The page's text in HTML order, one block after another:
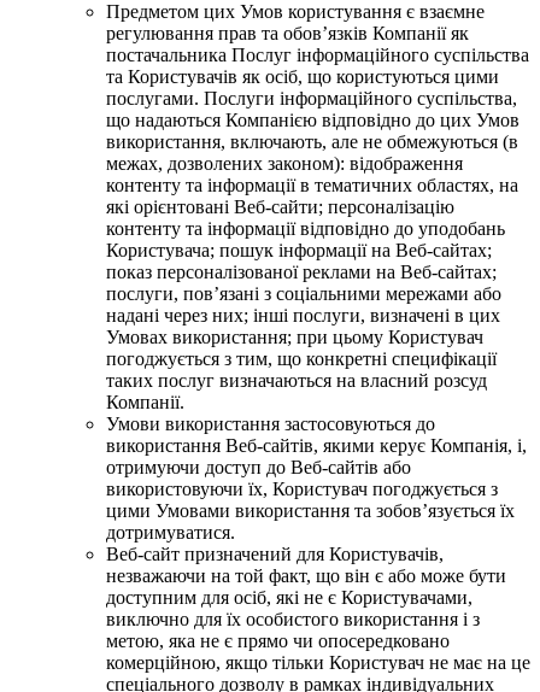
Предметом цих Умов користування є взаємне
регулювання прав та обов’язків Компанії як
постачальника Послуг інформаційного суспільства
та Користувачів як осіб, що користуються цими
послугами. Послуги інформаційного суспільства,
що надаються Компанією відповідно до цих Умов
використання, включають, але не обмежуються (в
межах, дозволених законом): відображення
контенту та інформації в тематичних областях, на
які орієнтовані Веб-сайти; персоналізацію
контенту та інформації відповідно до уподобань
Користувача; пошук інформації на Веб-сайтах;
показ персоналізованої реклами на Веб-сайтах;
послуги, пов’язані з соціальними мережами або
надані через них; інші послуги, визначені в цих
Умовах використання; при цьому Користувач
погоджується з тим, що конкретні специфікації
таких послуг визначаються на власний розсуд
Компанії.
Умови використання застосовуються до
використання Веб-сайтів, якими керує Компанія, і,
отримуючи доступ до Веб-сайтів або
використовуючи їх, Користувач погоджується з
цими Умовами використання та зобов’язується їх
дотримуватися.
Веб-сайт призначений для Користувачів,
незважаючи на той факт, що він є або може бути
доступним для осіб, які не є Користувачами,
виключно для їх особистого використання і з
метою, яка не є прямо чи опосередковано
комерційною, якщо тільки Користувач не має на це
спеціального дозволу в рамках індивідуальних